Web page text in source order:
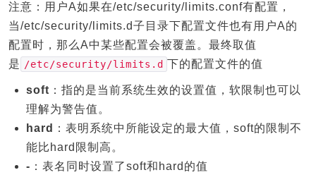
注意：用户A如果在/etc/security/limits.conf有配置，
当/etc/security/limits.d子目录下配置文件也有用户A的
配置时，那么A中某些配置会被覆盖。最终取值
是 /etc/security/limits.d 下的配置文件的值
soft ：指的是当前系统生效的设置值，软限制也可以
理解为警告值。
hard
：表明系统中所能设定的最大值，soft的限制不
能比hard限制高。
- ：表名同时设置了soft和hard的值